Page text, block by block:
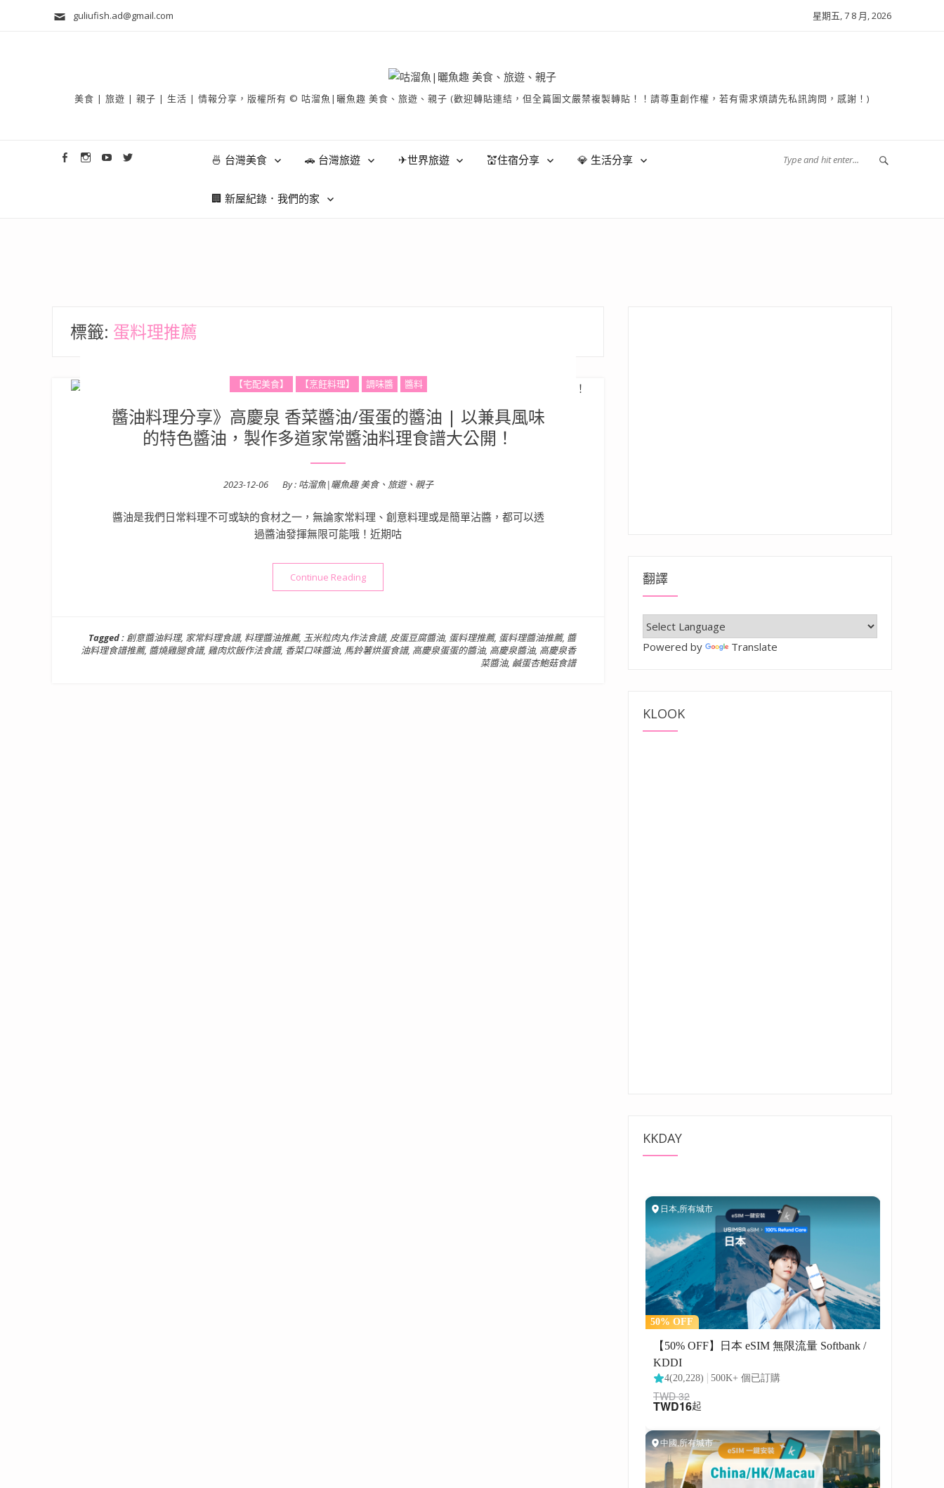
guliufish.ad@gmail.com 星期五, 7 8 月, 2026
美食 | 旅遊 | 親子 | 生活 | 情報分享，版權所有 © 咕溜魚|曬魚趣 美食、旅遊、親子 (歡迎轉貼連結，但全篇圖文嚴禁複製轉貼！！請尊重創作權，若有需求煩請先私訊詢問，感謝！)
🍜 台灣美食 🚗 台灣旅遊 ✈世界旅遊 💒住宿分享 💎 生活分享
🏢 新屋紀錄．我們的家
標籤: 蛋料理推薦
【宅配美食】 【烹飪料理】 調味醬 醬料
醬油料理分享》高慶泉 香菜醬油/蛋蛋的醬油 | 以兼具風味
的特色醬油，製作多道家常醬油料理食譜大公開！
Posted
2023-12-06 By : 咕溜魚|曬魚趣 美食、旅遊、親子
醬油是我們日常料理不可或缺的食材之一，無論家常料理、創意料理或是簡單沾醬，都可以透
過醬油發揮無限可能哦！近期咕
Continue Reading“醬油料理分享》高慶泉 香菜醬油/蛋蛋的醬油 | 以兼具風味的特色醬油，製作多道家常醬油料理食譜大公開！”
Tagged :創意醬油料理, 家常料理食譜, 料理醬油推薦, 玉米粒肉丸作法食譜, 皮蛋豆腐醬油, 蛋料理推薦, 蛋料理醬油推薦, 醬
油料理食譜推薦, 醬燒雞腿食譜, 雞肉炊飯作法食譜, 香菜口味醬油, 馬鈴薯烘蛋食譜, 高慶泉蛋蛋的醬油, 高慶泉醬油, 高慶泉香
菜醬油, 鹹蛋杏鮑菇食譜
翻譯
Powered by Translate
KLOOK
KKDAY